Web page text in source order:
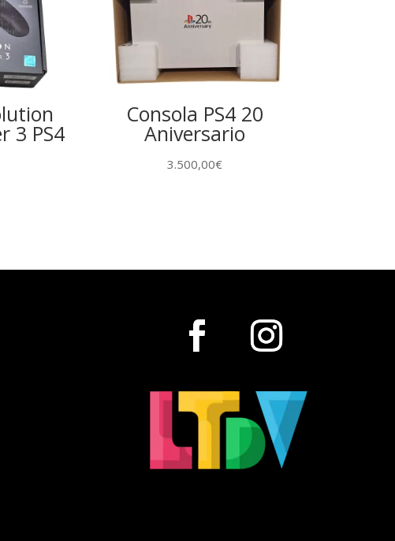
3 PS4
Consola PS4 20
Aniversario
3.500,00€